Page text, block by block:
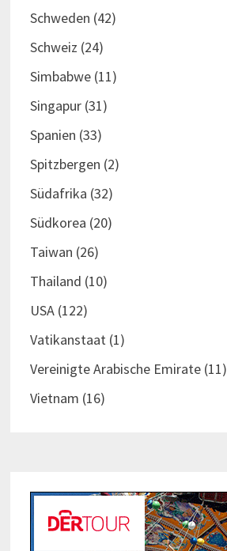
Schweden (42)
Schweiz (24)
Simbabwe(11)
Singapur(31)
Spanien (33)
Spitzbergen (2)
Südafrika (32)
Südkorea (20)
Taiwan (26)
Thailand (10)
USA(122)
Vatikanstaat(1)
Vereinigte Arabische Emirate(11)
Vietnam (16)